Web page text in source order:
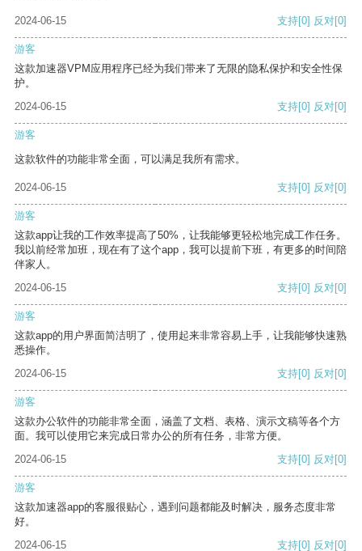
2024-06-15 支持[0] 反对[0]
游客
这款加速器VPM应用程序已经为我们带来了无限的隐私保护和安全性保
护。
2024-06-15
支持[0] 反对[0]
游客
这款软件的功能非常全面，可以满足我所有需求。
2024-06-15 支持[0] 反对[0]
游客
这款app让我的工作效率提高了50%，让我能够更轻松地完成工作任务。
我以前经常加班，现在有了这个app，我可以提前下班，有更多的时间陪
伴家人。
2024-06-15
支持[0] 反对[0]
游客
这款app的用户界面简洁明了，使用起来非常容易上手，让我能够快速熟
悉操作。
2024-06-15
支持[0] 反对[0]
游客
这款办公软件的功能非常全面，涵盖了文档、表格、演示文稿等各个方
面。我可以使用它来完成日常办公的所有任务，非常方便。
2024-06-15
支持[0] 反对[0]
游客
这款加速器app的客服很贴心，遇到问题都能及时解决，服务态度非常
好。
2024-06-15
支持[0] 反对[0]